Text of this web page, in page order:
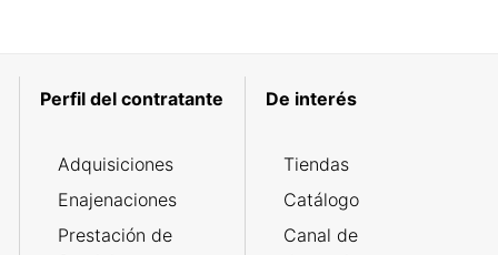
Perfil del contratante
Adquisiciones
Enajenaciones
Prestación de
De interés
Tiendas
Catálogo
Canal de